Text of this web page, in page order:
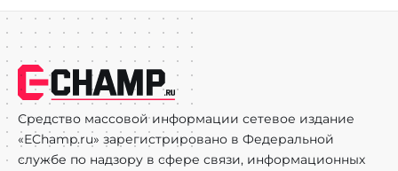
Средство массовой информации сетевое издание
«EChamp.ru» зарегистрировано в Федеральной
службе по надзору в сфере связи, информационных